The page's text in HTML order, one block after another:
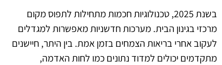
בשנת 2025, טכנולוגיות חכמות מתחילות לתפוס מקום
מרכזי בגינון הבית. מערכות חדשניות מאפשרות למגדלים
לעקוב אחרי בריאות הצמחים בזמן אמת. בין היתר, חיישנים
מתקדמים יכולים למדוד נתונים כמו לחות האדמה,